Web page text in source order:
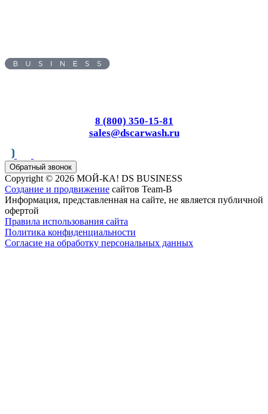
8 (800) 350-15-81
sales@dscarwash.ru
Обратный звонок
Copyright © 2026 МОЙ-КА! DS BUSINESS
Создание и продвижение сайтов Team-B
Информация, представленная на сайте, не является публичной
офертой
Правила использования сайта
Политика конфиденциальности
Согласие на обработку персональных данных